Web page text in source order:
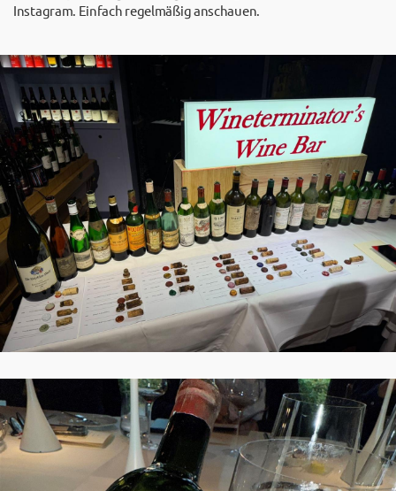
Instagram. Einfach regelmäßig anschauen.